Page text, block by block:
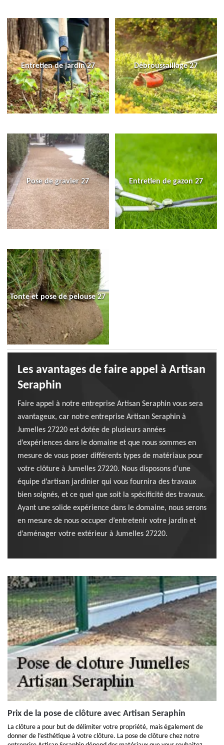
Entretien de jardin 27 Débroussaillage 27
Pose de gravier 27 Entretien de gazon 27
Tonte et pose de pelouse 27
Les avantages de faire appel à Artisan
Seraphin
Faire appel à notre entreprise Artisan Seraphin vous sera
avantageux, car notre entreprise Artisan Seraphin à
Jumelles 27220 est dotée de plusieurs années
d’expériences dans le domaine et que nous sommes en
mesure de vous poser différents types de matériaux pour
votre clôture à Jumelles 27220. Nous disposons d’une
équipe d’artisan jardinier qui vous fournira des travaux
bien soignés, et ce quel que soit la spécificité des travaux.
Ayant une solide expérience dans le domaine, nous serons
en mesure de nous occuper d’entretenir votre jardin et
d’aménager votre extérieur à Jumelles 27220.
Prix de la pose de clôture avec Artisan Seraphin
La clôture a pour but de délimiter votre propriété, mais également de
donner de l’esthétique à votre clôture. La pose de clôture chez notre